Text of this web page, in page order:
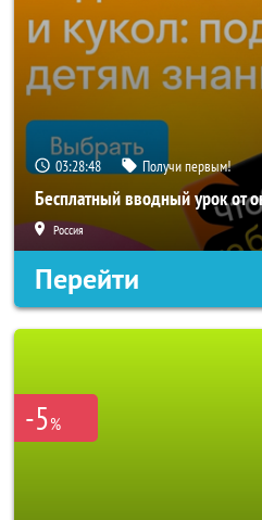
03:28:47 Получи первым!
Бесплатный вводный урок от
Россия
Перейти
-5%